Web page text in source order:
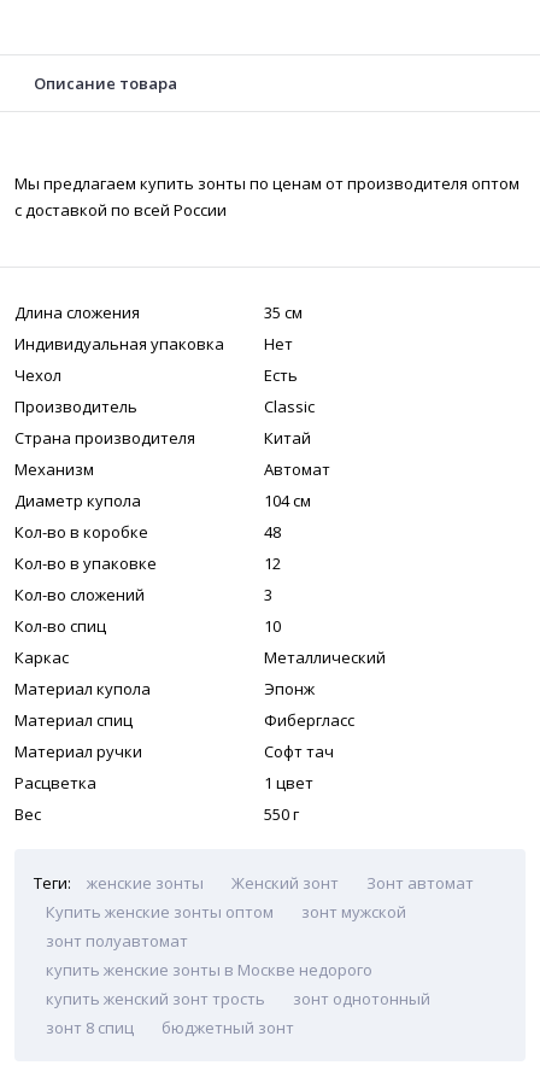
Описание товара
Мы предлагаем купить зонты по ценам от производителя оптом
с доставкой по всей России
Длина сложения
35 см
Индивидуальная упаковка
Нет
Чехол
Есть
Производитель
Classic
Страна производителя
Китай
Механизм
Автомат
Диаметр купола
104 см
Кол-во в коробке
48
Кол-во в упаковке
12
Кол-во сложений
3
Кол-во спиц
10
Каркас
Металлический
Материал купола
Эпонж
Материал спиц
Фибергласс
Материал ручки
Софт тач
Расцветка
1 цвет
Вес
550 г
Теги: женские зонты Женский зонт
Зонт автомат
Купить женские зонты оптом
зонт мужской
зонт полуавтомат
купить женские зонты в Москве недорого
купить женский зонт трость
зонт однотонный
зонт 8 спиц
бюджетный зонт